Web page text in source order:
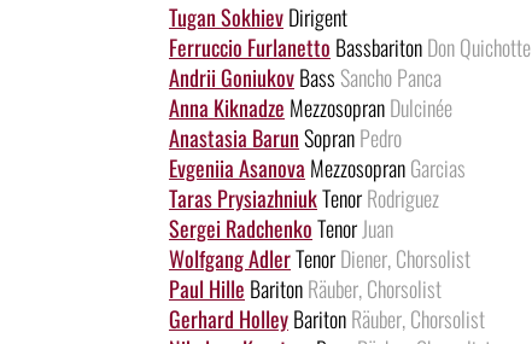
Tugan SokhievDirigent
Ferruccio Furlanetto BassbaritonDon Quichotte
Andrii GoniukovBass Sancho Panca
Anna Kiknadze MezzosopranDulcinée
Anastasia BarunSopranPedro
Evgeniia Asanova MezzosopranGarcias
Taras PrysiazhniukTenorRodriguez
Sergei RadchenkoTenorJuan
Wolfgang AdlerTenorDiener, Chorsolist
Paul Hille BaritonRäuber, Chorsolist
Gerhard HolleyBaritonRäuber, Chorsolist